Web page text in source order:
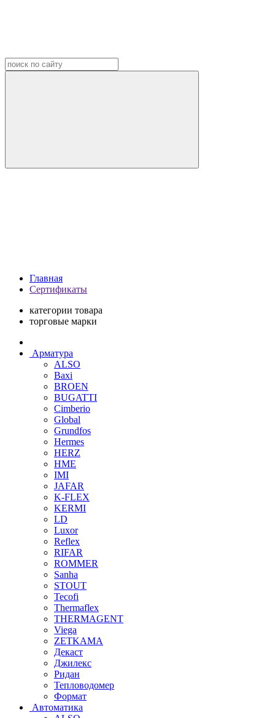
Главная
Сертификаты
категории товара
торговые марки
Арматура
ALSO
Baxi
BROEN
BUGATTI
Cimberio
Global
Grundfos
Hermes
HERZ
HME
IMI
JAFAR
K-FLEX
KERMI
LD
Luxor
Reflex
RIFAR
ROMMER
Sanha
STOUT
Tecofi
Thermaflex
THERMAGENT
Viega
ZETKAMA
Декаст
Джилекс
Ридан
Тепловодомер
Формат
Автоматика